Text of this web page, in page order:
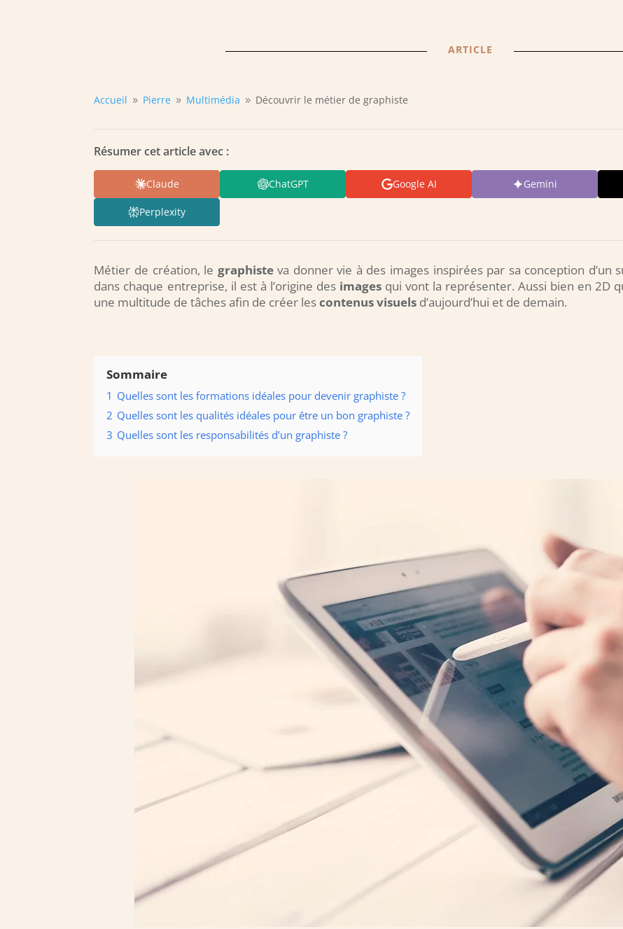
ARTICLE
Accueil 9 Pierre 9 Multimédia 9 Découvrir le métier de graphiste
Résumer cet article avec :
Claude ChatGPT Google AI Gemini
Perplexity
Métier de création, le graphisteva donner vie à des images inspirées par sa conception d’un
dans chaque entreprise, il est à l’origine des imagesqui vont la représenter. Aussi bien en 2D
une multitude de tâches afin de créer lescontenus visuels d’aujourd’hui et de demain.
Sommaire
1 Quelles sont les formations idéales pour devenir graphiste ?
2 Quelles sont les qualités idéales pour être un bon graphiste ?
3 Quelles sont les responsabilités d’un graphiste ?